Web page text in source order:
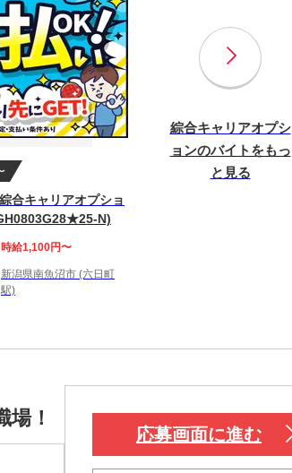
合キャリアオプショ
N)
時給1,100円〜
新潟県南魚沼市 (六日町
駅)
綜合キャリアオプシ
ョンのバイトをもっ
と見る
！
応募画面に進む